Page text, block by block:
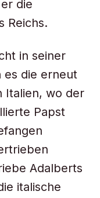
die
Reichs.
in seiner
es die erneut
Italien, wo der
Papst
Adalberts
italische